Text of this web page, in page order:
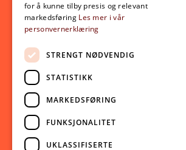
Kontakt oss
Om VID
Ansatte
Presserom
Sikkerhet og beredskap
for å kunne tilby presis og relevant
markedsføring Les mer i vår
personvernerklæring
STRENGT NØDVENDIG
STATISTIKK
MARKEDSFØRING
FUNKSJONALITET
UKLASSIFISERTE